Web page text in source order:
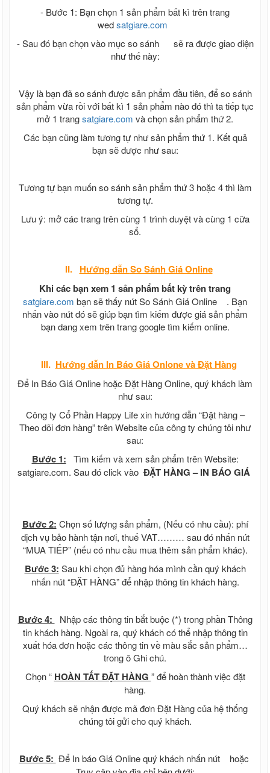
- Bước 1: Bạn chọn 1 sản phẩm bất kì trên trang
wedsatgiare.com
- Sau đó bạn chọn vào mục so sánh
sẽ ra được giao diện
như thế này:
Vậy là bạn đã so sánh được sản phẩm đầu tiên, để so sánh
sản phẩm vừa rồi với bất kì 1 sản phẩm nào đó thì ta tiếp tục
mở 1 trangsatgiare.com và chọn sản phẩm thứ 2.
Các bạn cũng làm tương tự như sản phẩm thứ 1. Kết quả
bạn sẽ được như sau:
Tương tự bạn muốn so sánh sản phẩm thứ 3 hoặc 4 thì làm
tương tự.
Lưu ý: mở các trang trên cùng 1 trình duyệt và cùng 1 cữa
sổ.
II. Hướng dẫnSo Sánh Giá Online
Khi các bạn xem 1 sản phẩm bất kỳ trên trang
satgiare.com bạn sẽ thấy nút So Sánh Giá Online
. Bạn
nhấn vào nút đó sẽ giúp bạn tìm kiếm được giá sản phẩm
bạn dang xem trên trang google tìm kiếm online.
III. Hướng dẫn In Báo Giá Onlone và Đặt Hàng
Để In Báo Giá Online hoặc Đặt Hàng Online, quý khách làm
như sau:
Công ty Cổ Phần Happy Life xin hướng dẫn “Đặt hàng –
Theo dõi đơn hàng” trên Website của công ty chúng tôi như
sau:
Bước 1: Tìm kiếm và xem sản phẩm trên Website:
satgiare.com. Sau đó click vào ĐẶT HÀNG – IN BÁO GIÁ
Bước 2: Chọn số lượng sản phẩm, (Nếu có nhu cầu): phí
dịch vụ bảo hành tận nơi, thuế VAT……… sau đó nhấn nút
“MUA TIẾP” (nếu có nhu cầu mua thêm sản phẩm khác).
Bước 3: Sau khi chọn đủ hàng hóa mình cần quý khách
nhấn nút “ĐẶT HÀNG” để nhập thông tin khách hàng.
Bước 4:
Nhập các thông tin bắt buộc (*) trong phần Thông
tin khách hàng. Ngoài ra, quý khách có thể nhập thông tin
xuất hóa đơn hoặc các thông tin về màu sắc sản phẩm…
trong ô Ghi chú.
Chọn “ HOÀN TẤT ĐẶT HÀNG ” để hoàn thành việc đặt
hàng.
Quý khách sẽ nhận được mã đơn Đặt Hàng của hệ thống
chúng tôi gửi cho quý khách.
Bước 5: Để In báo Giá Online quý khách nhấn nút
hoặc